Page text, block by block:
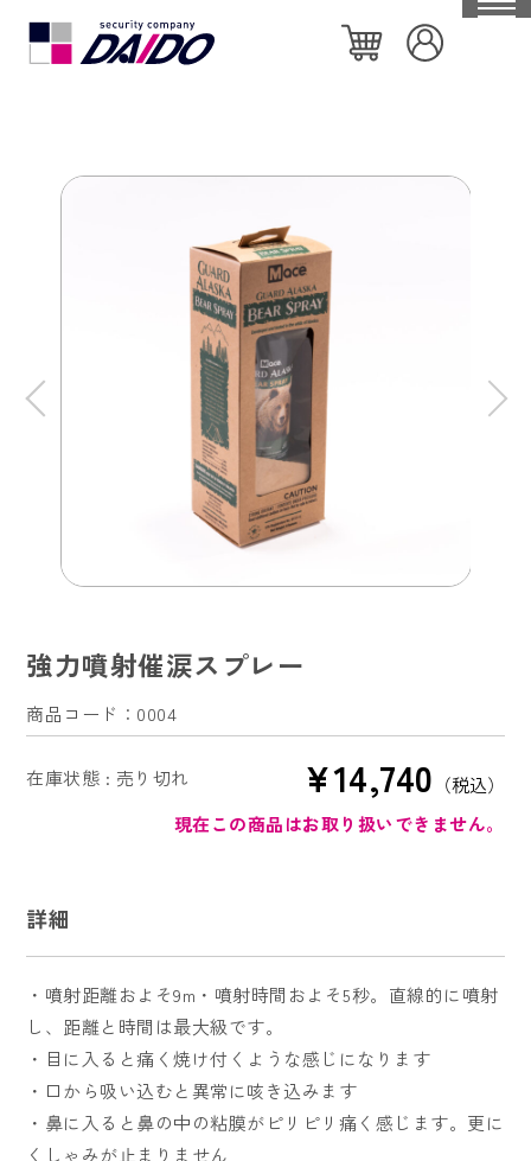
大同警備保障について
私たちの取り組み
セキュリティ機器一覧
個人のお客様
オフィスセキュリティ
監視カメラシステム
交通誘導・イベント警備・施設警備等
商品一覧
特定商取引法に基づく表記
採用情報
強力噴射催涙スプレー
商品コード：0004
¥14,740 （税込）
在庫状態 : 売り切れ
現在この商品はお取り扱いできません。
詳細
・噴射距離およそ9m・噴射時間およそ5秒。直線的に噴射
し、距離と時間は最大級です。
・目に入ると痛く焼け付くような感じになります
・口から吸い込むと異常に咳き込みます
・鼻に入ると鼻の中の粘膜がピリピリ痛く感じます。更に
くしゃみが止まりません